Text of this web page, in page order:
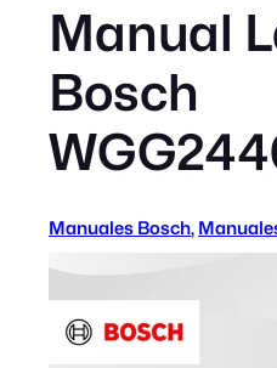
Manual
Bosch
Manuales Bosch,